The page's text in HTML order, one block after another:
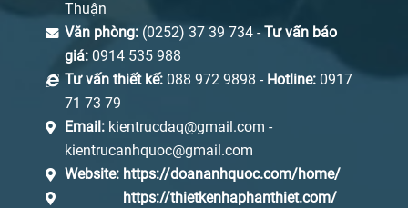
Thuận
Văn phòng: (0252) 37 39 734 -Tư vấn báo
giá: 0914 535 988
Tư vấn thiết kế: 088 972 9898 - Hotline: 0917
71 73 79
Email: kientrucdaq@gmail.com -
kientrucanhquoc@gmail.com
Website: https://doananhquoc.com/home/
https://thietkenhaphanthiet.com/